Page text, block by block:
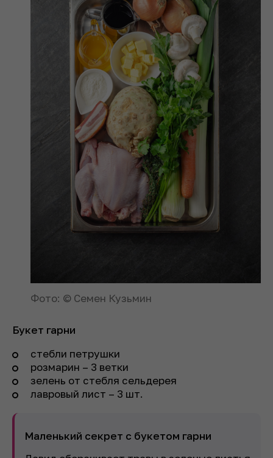
Фото: © Семен Кузьмин
Букет гарни
стебли петрушки
розмарин – 3 ветки
зелень от стебля сельдерея
лавровый лист – 3 шт.
Маленький секрет с букетом гарни